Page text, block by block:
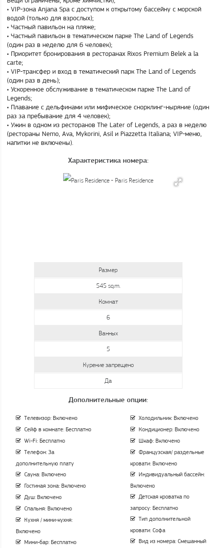
• VIP-зона Anjana Spa с доступом к открытому бассейну с морской
водой (только для взрослых);
• Частный павильон на пляже;
• Частный павильон в тематическом парке The Land of Legends
(один раз в неделю для 6 человек);
• Приоритет бронирования в ресторанах Rixos Premium Belek a la
carte;
• VIP-трансфер и вход в тематический парк The Land of Legends
(один раз в день);
• Ускоренное обслуживание в тематическом парке The Land of
Legends;
• Плавание с дельфинами или мифическое снорклинг-ныряние (один
раз за пребывание для 4 человек);
• Ужин в одном из ресторанов The Later of Legends, а раз в неделю
(рестораны Nemo, Ava, Mykorini, Asil и Piazzetta Italiana; VIP-меню,
напитки не включены).
Размер
545 sq.m.
Комнат
6
Ванных
5
Курение запрещено
Да
Характеристика номера:
Дополнительные опции:
Телевизор: Включено
Сейф в комнате: Бесплатно
Wi-Fi: Бесплатно
Телефон: За
дополнительную плату
Сауна: Включено
Гостиная зона: Включено
Душ: Включено
Спальня: Включено
Кухня / мини-кухня:
Включено
Мини-бар: Бесплатно
Холодильник: Включено
Кондиционер: Включено
Шкаф: Включено
Французская/ раздельные
кровати: Включено
Индивидуальный бассейн:
Включено
Детская кроватка по
запросу: Бесплатно
Тип дополнительной
кровати: Софа
Вид из номера: Смешанный